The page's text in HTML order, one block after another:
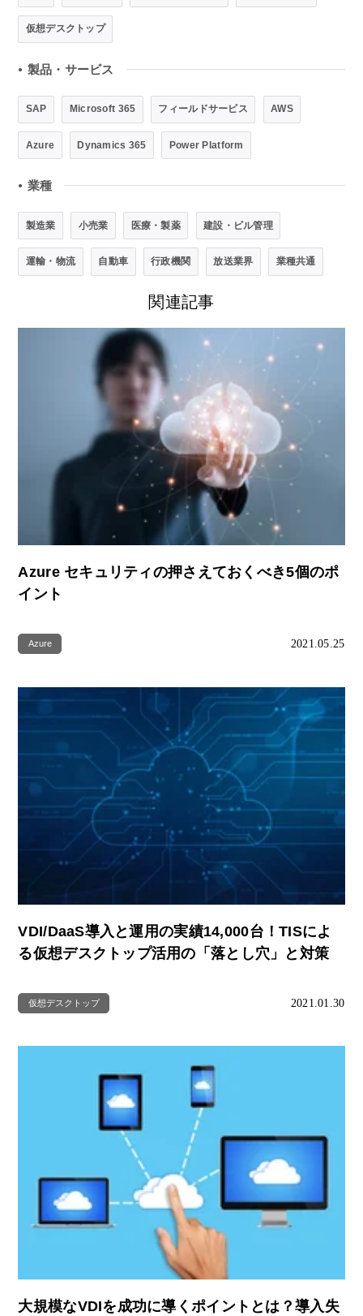
仮想デスクトップ
● 製品・サービス
SAP Microsoft 365 フィールドサービス AWS
Azure Dynamics 365 Power Platform
● 業種
製造業 小売業 医療・製薬 建設・ビル管理
運輸・物流 自動車 行政機関 放送業界 業種共通
関連記事
Azure セキュリティの押さえておくべき5個のポ
イント
Azure 2021.05.25
VDI/DaaS導入と運用の実績14,000台！TISによ
る仮想デスクトップ活用の「落とし穴」と対策
仮想デスクトップ 2021.01.30
大規模なVDIを成功に導くポイントとは？導入失